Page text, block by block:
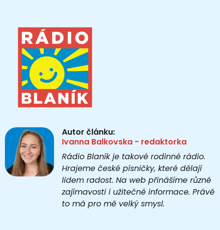
Autor článku:
Ivanna Balkovska - redaktorka
Rádio Blaník je takové rodinné rádio.
Hrajeme české písničky, které dělají
lidem radost. Na web přinášíme různé
zajímavosti i užitečné informace. Právě
to má pro mě velký smysl.